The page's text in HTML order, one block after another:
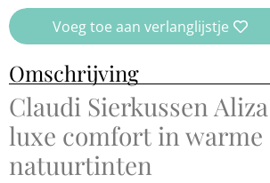
Voeg toe aan verlanglijstje
Omschrijving
Claudi Sierkussen
luxe comfort in warme
natuurtinten